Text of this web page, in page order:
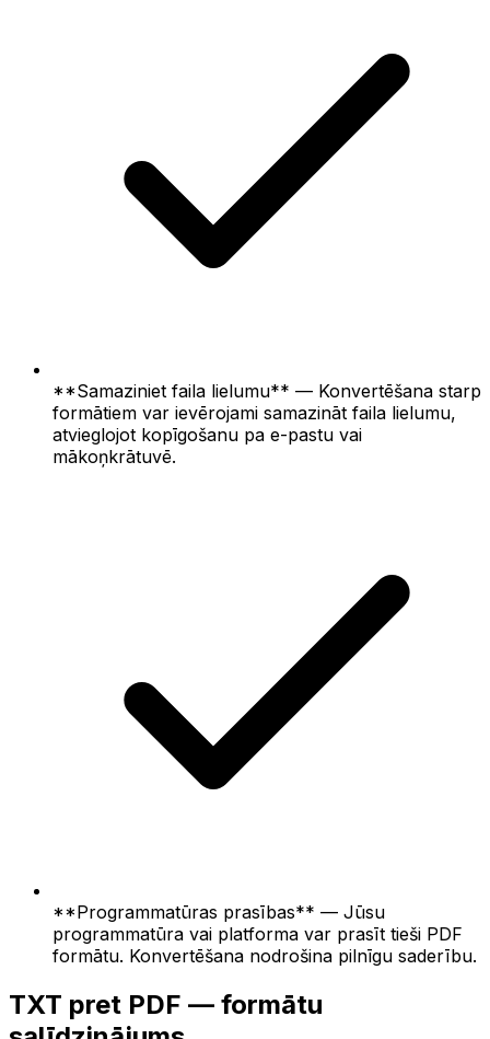
**Samaziniet faila lielumu** — Konvertēšana starp
formātiem var ievērojami samazināt faila lielumu,
atvieglojot kopīgošanu pa e-pastu vai
mākoņkrātuvē.
**Programmatūras prasības** — Jūsu
programmatūra vai platforma var prasīt tieši PDF
formātu. Konvertēšana nodrošina pilnīgu saderību.
TXT pret PDF — formātu